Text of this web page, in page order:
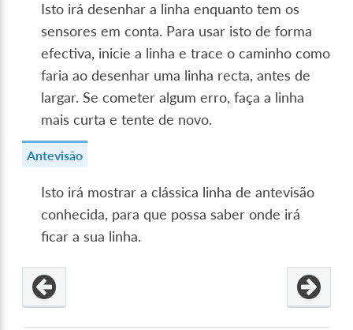
Isto irá desenhar a linha enquanto tem os
sensores em conta. Para usar isto de forma
efectiva, inicie a linha e trace o caminho como
faria ao desenhar uma linha recta, antes de
largar. Se cometer algum erro, faça a linha
mais curta e tente de novo.
Antevisão
Isto irá mostrar a clássica linha de antevisão
conhecida, para que possa saber onde irá
ficar a sua linha.